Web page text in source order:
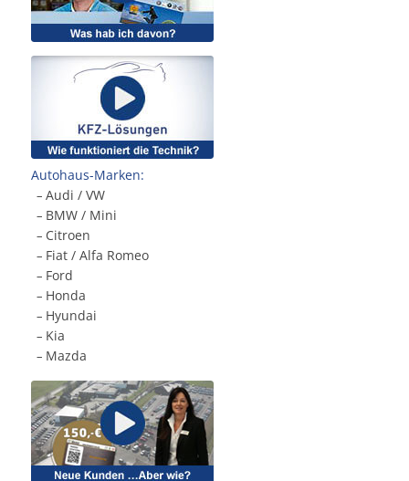
Autohaus-Marken:
– Audi / VW
– BMW / Mini
– Citroen
– Fiat / Alfa Romeo
– Ford
– Honda
– Hyundai
– Kia
– Mazda